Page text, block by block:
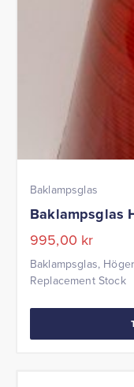
Baklampsglas
Baklampsglas
995,00 kr
Baklampsglas,
Replacement Stock